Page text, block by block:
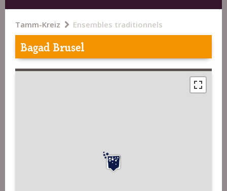
Tamm-Kreiz Ensembles traditionnels
Bagad Brusel